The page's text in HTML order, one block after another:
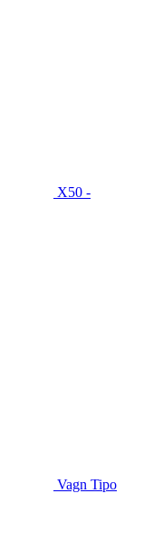
X50 -
Vagn Tipo